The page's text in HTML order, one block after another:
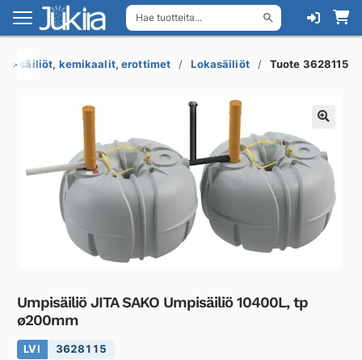
Hae tuotteita...
Siirry
navigointiin
Siirry
sisältöön
säiliöt, kemikaalit, erottimet Lokasäiliöt Tuote 3628115
Umpisäiliö JITA SAKO Umpisäiliö 10400L, tp
ø200mm
LVI 3628115